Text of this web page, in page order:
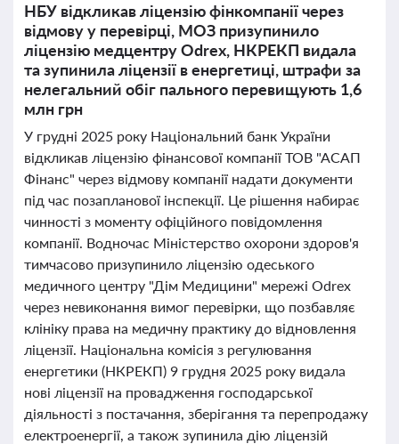
НБУ відкликав ліцензію фінкомпанії через
відмову у перевірці, МОЗ призупинило
ліцензію медцентру Odrex, НКРЕКП видала
та зупинила ліцензії в енергетиці, штрафи за
нелегальний обіг пального перевищують 1,6
млн грн
У грудні 2025 року Національний банк України
відкликав ліцензію фінансової компанії ТОВ "АСАП
Фінанс" через відмову компанії надати документи
під час позапланової інспекції. Це рішення набирає
чинності з моменту офіційного повідомлення
компанії. Водночас Міністерство охорони здоров'я
тимчасово призупинило ліцензію одеського
медичного центру "Дім Медицини" мережі Odrex
через невиконання вимог перевірки, що позбавляє
клініку права на медичну практику до відновлення
ліцензії. Національна комісія з регулювання
енергетики (НКРЕКП) 9 грудня 2025 року видала
нові ліцензії на провадження господарської
діяльності з постачання, зберігання та перепродажу
електроенергії, а також зупинила дію ліцензій